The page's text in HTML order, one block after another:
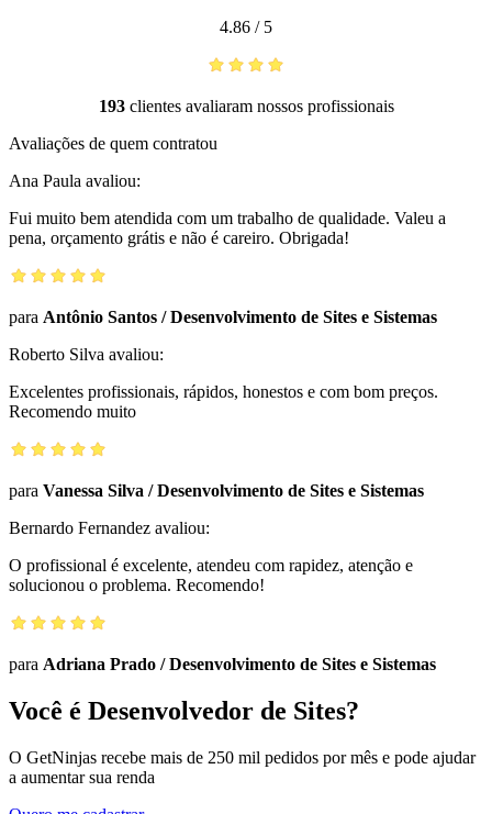
4.86 / 5
193clientes avaliaram nossos profissionais
Avaliações de quem contratou
Ana Paula avaliou:
Fui muito bem atendida com um trabalho de qualidade. Valeu a
pena, orçamento grátis e não é careiro. Obrigada!
para Antônio Santos /Desenvolvimento de Sites e Sistemas
Roberto Silva avaliou:
Excelentes profissionais, rápidos, honestos e com bom preços.
Recomendo muito
para Vanessa Silva /Desenvolvimento de Sites e Sistemas
Bernardo Fernandez avaliou:
O profissional é excelente, atendeu com rapidez, atenção e
solucionou o problema. Recomendo!
para Adriana Prado /Desenvolvimento de Sites e Sistemas
Você é Desenvolvedor de Sites?
O GetNinjas recebe mais de 250 mil pedidos por mês e pode ajudar
a aumentar sua renda